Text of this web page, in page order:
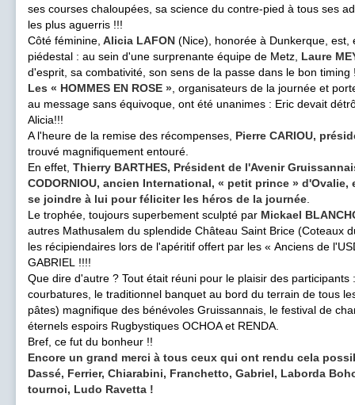
ses courses chaloupées, sa science du contre-pied à tous ses
les plus aguerris !!!
Côté féminine, Alicia LAFON (Nice), honorée à Dunkerque, est,
piédestal : au sein d'une surprenante équipe de Metz, Laure
d'esprit, sa combativité, son sens de la passe dans le bon timing
Les « HOMMES EN ROSE » , organisateurs de la journée et
au message sans équivoque, ont été unanimes : Eric devait
Alicia!!!
A l'heure de la remise des récompenses, Pierre CARIOU,
trouvé magnifiquement entouré.
En effet, Thierry BARTHES, Président de l'Avenir
CODORNIOU, ancien International, « petit prince »
se joindre à lui pour féliciter les héros de la journée
Le trophée, toujours superbement sculpté par Mickael
autres Mathusalem du splendide Château Saint Brice (Coteaux
les récipiendaires lors de l'apéritif offert par les « Anciens de
GABRIEL !!!!
Que dire d'autre ? Tout était réuni pour le plaisir des
courbatures, le traditionnel banquet au bord du terrain de tous
pâtes) magnifique des bénévoles Gruissannais, le festival de
éternels espoirs Rugbystiques OCHOA et RENDA.
Bref, ce fut du bonheur !!
Encore un grand merci à tous ceux qui ont rendu cela
Dassé, Ferrier, Chiarabini, Franchetto, Gabriel, Laborda
tournoi, Ludo Ravetta !